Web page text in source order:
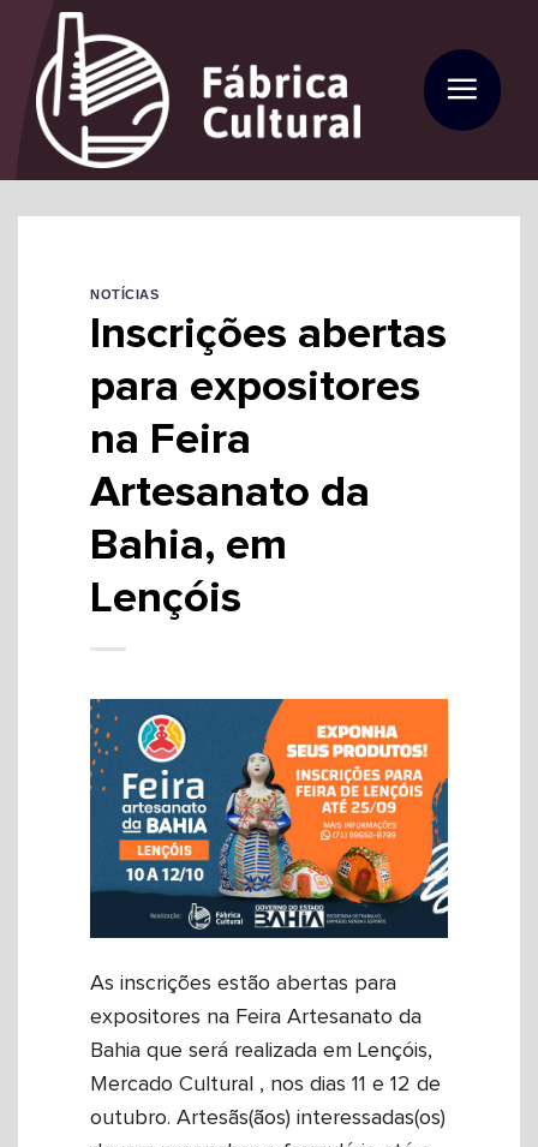
content
NOTÍCIAS
Inscrições abertas
para expositores
na Feira
Artesanato da
Bahia, em
Lençóis
As inscrições estão abertas para
expositores na Feira Artesanato da
Bahia que será realizada em Lençóis,
Mercado Cultural , nos dias 11 e 12 de
outubro. Artesãs(ãos) interessadas(os)